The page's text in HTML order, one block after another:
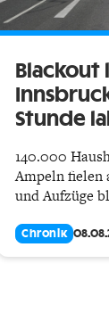
Blackout
Stunde
140.000
Ampeln fielen
und Aufzüge
Chronik